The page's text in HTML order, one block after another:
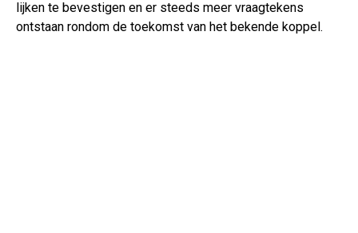
lijken te bevestigen en er steeds meer vraagtekens
ontstaan rondom de toekomst van het bekende koppel.